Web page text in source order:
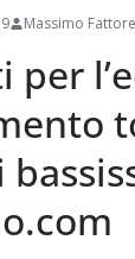
Massimo
per